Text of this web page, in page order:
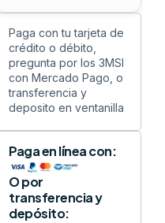
Paga con tu tarjeta de
crédito o débito,
pregunta por los 3MSI
con Mercado Pago, o
transferencia y
deposito en ventanilla
Paga en línea con:
O por
transferencia y
depósito: